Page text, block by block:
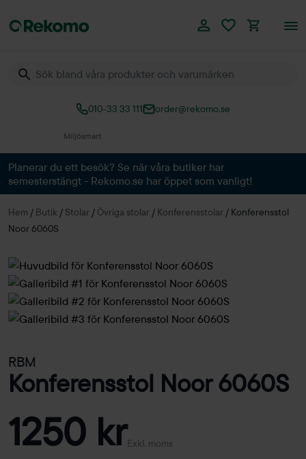
010-33 33 111 order@rekomo.se
Planerar du ett besök? Se när våra butiker har
semesterstängt - Rekomo.se har öppet som vanligt!
Hem / Butik / Stolar / Övriga stolar / Konferensstolar / Konferensstol
Noor 6060S
RBM
Konferensstol Noor 6060S
1250 krExkl. moms